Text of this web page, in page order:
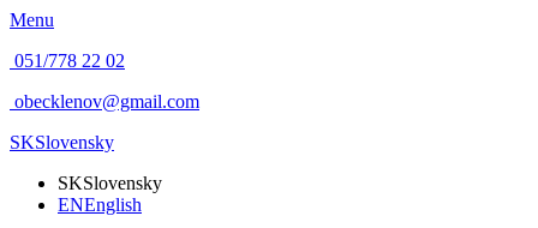
Menu
051/778 22 02
obecklenov@gmail.com
SKSlovensky
SKSlovensky
ENEnglish